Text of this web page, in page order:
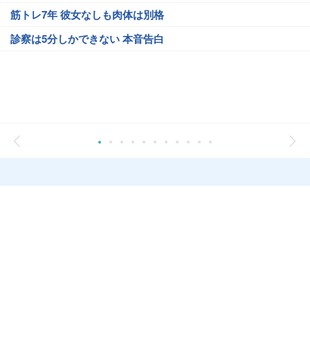
筋トレ7年 彼女なしも肉体は別格
診察は5分しかできない 本音告白